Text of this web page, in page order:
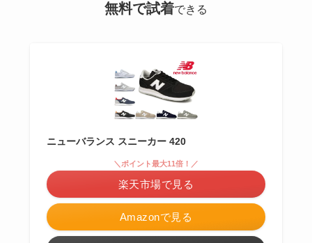
無料で試着できる
ニューバランス スニーカー 420
Amazonで見る
＼ポイント最大11倍！／
楽天市場で見る